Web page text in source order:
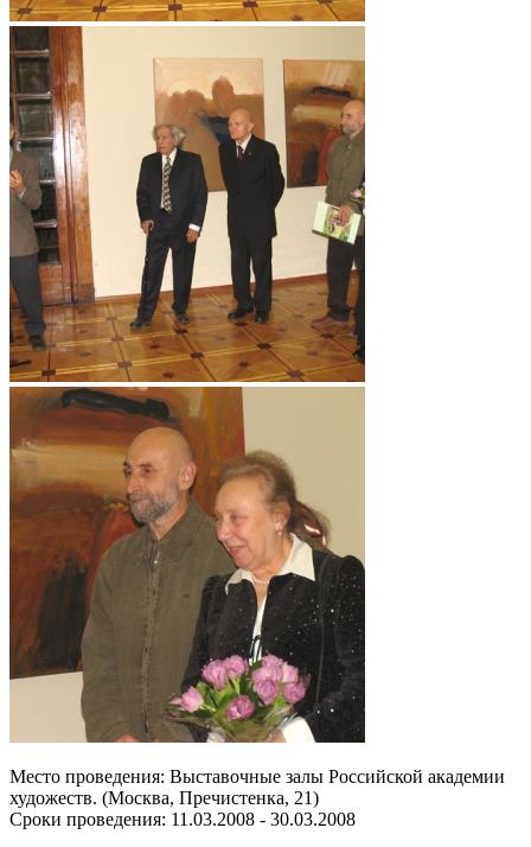
Место проведения: Выставочные залы Российской академии
художеств. (Москва, Пречистенка, 21)
Сроки проведения: 11.03.2008 - 30.03.2008